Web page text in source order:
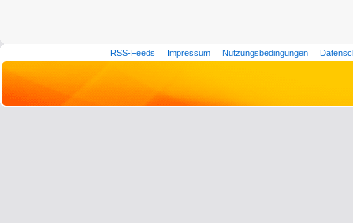
RSS-Feeds Impressum Nutzungsbedingungen